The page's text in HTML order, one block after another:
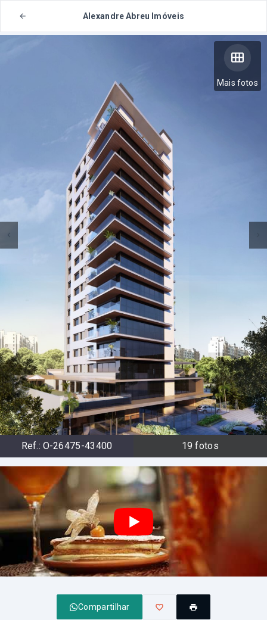
Alexandre Abreu Imóveis
Mais fotos
Ref.: O-26475-43400 19 fotos
Compartilhar